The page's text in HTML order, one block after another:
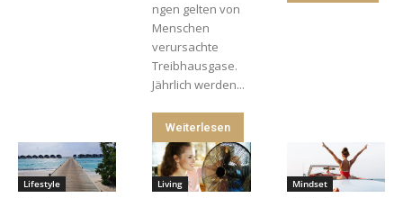
ngen gelten von
Menschen
verursachte
Treibhausgase.
Jährlich werden...
Weiterlesen
Lifestyle Living Mindset